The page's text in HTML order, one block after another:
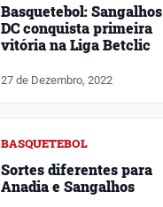
Basquetebol: Sangalhos
DC conquista primeira
vitória na Liga Betclic
27 de Dezembro, 2022
BASQUETEBOL
Sortes diferentes para
Anadia e Sangalhos